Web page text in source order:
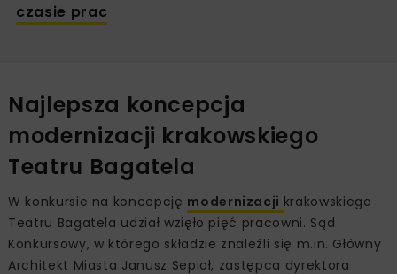
czasie prac
Najlepsza koncepcja
modernizacji krakowskiego
Teatru Bagatela
W konkursie na koncepcję modernizacji krakowskiego
Teatru Bagatela udział wzięło pięć pracowni. Sąd
Konkursowy, w którego składzie znaleźli się m.in. Główny
Architekt Miasta Janusz Sepioł, zastępca dyrektora